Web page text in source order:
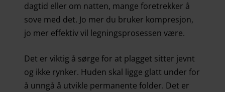
dagtid eller om natten, mange foretrekker å
sove med det. Jo mer du bruker kompresjon,
jo mer effektiv vil legningsprosessen være.
Det er viktig å sørge for at plagget sitter jevnt
og ikke rynker. Huden skal ligge glatt under for
å unngå å utvikle permanente folder. Det er